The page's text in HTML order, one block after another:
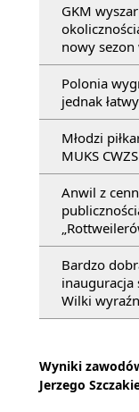
GKM
nowy sezon
Polonia
jednak
Młodzi
MUKS
Anwil z
Bardzo
inauguracja
Wilki
Wyniki
Jerzego